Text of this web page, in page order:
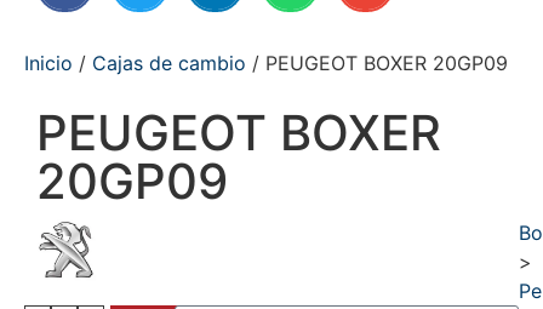
Inicio / Cajas de cambio / PEUGEOT BOXER 20GP09
PEUGEOT BOXER
20GP09
>